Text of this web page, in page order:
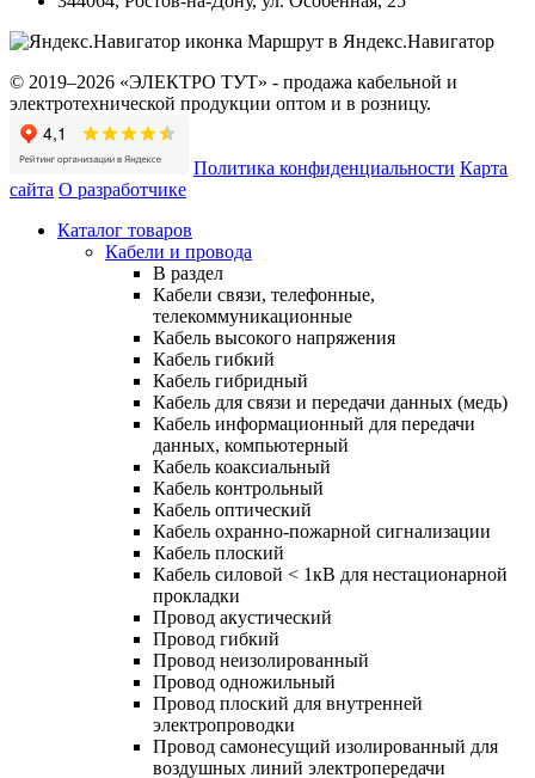
Маршрут в Яндекс.Навигатор
© 2019–2026 «ЭЛЕКТРО ТУТ» - продажа кабельной и
электротехнической продукции оптом и в розницу.
Политика конфиденциальности Карта
сайта О разработчике
Каталог товаров
Кабели и провода
В раздел
Кабели связи, телефонные,
телекоммуникационные
Кабель высокого напряжения
Кабель гибкий
Кабель гибридный
Кабель для связи и передачи данных (медь)
Кабель информационный для передачи
данных, компьютерный
Кабель коаксиальный
Кабель контрольный
Кабель оптический
Кабель охранно-пожарной сигнализации
Кабель плоский
Кабель силовой < 1кВ для нестационарной
прокладки
Провод акустический
Провод гибкий
Провод неизолированный
Провод одножильный
Провод плоский для внутренней
электропроводки
Провод самонесущий изолированный для
воздушных линий электропередачи